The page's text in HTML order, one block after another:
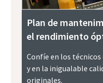
Plan de
el rendimiento
Confíe en los
y en la inigualable
originales.